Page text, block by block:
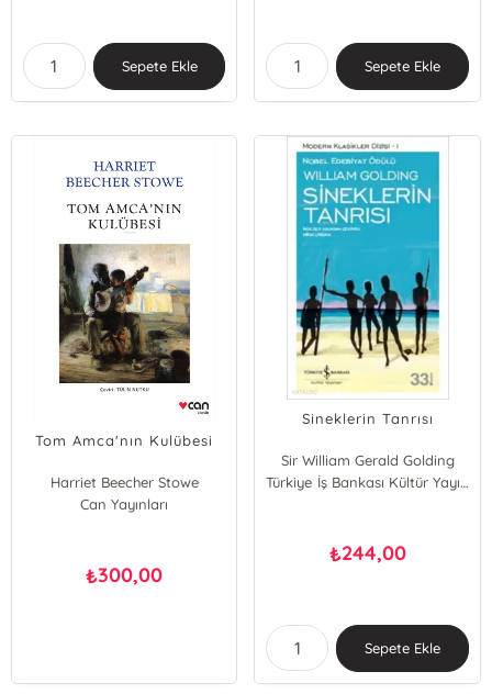
Sepete Ekle Sepete Ekle
Tom Amca'nın Kulübesi
Harriet Beecher Stowe
Can Yayınları
₺300,00
Sineklerin Tanrısı
Sir William Gerald Golding
Türkiye İş Bankası Kültür Yayınları
₺244,00
Sepete Ekle